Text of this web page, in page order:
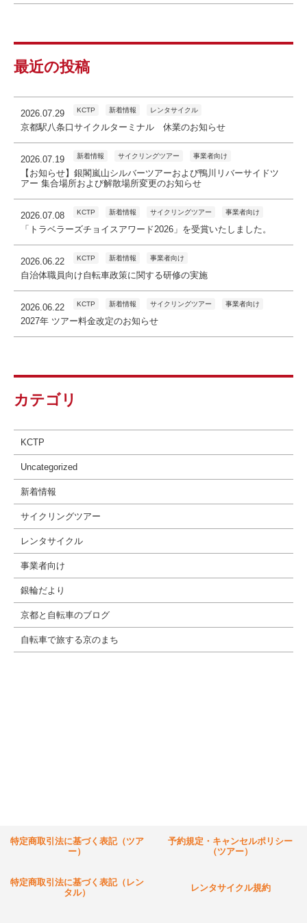
最近の投稿
2026.07.29 KCTP 新着情報 レンタサイクル
京都駅八条口サイクルターミナル 休業のお知らせ
2026.07.19 新着情報 サイクリングツアー 事業者向け
【お知らせ】銀閣嵐山シルバーツアーおよび鴨川リバーサイドツ
アー 集合場所および解散場所変更のお知らせ
2026.07.08 KCTP 新着情報 サイクリングツアー 事業者向け
「トラベラーズチョイスアワード2026」を受賞いたしました。
2026.06.22 KCTP 新着情報 事業者向け
自治体職員向け自転車政策に関する研修の実施
2026.06.22 KCTP 新着情報 サイクリングツアー 事業者向け
2027年 ツアー料金改定のお知らせ
カテゴリ
KCTP
Uncategorized
新着情報
サイクリングツアー
レンタサイクル
事業者向け
銀輪だより
京都と自転車のブログ
自転車で旅する京のまち
特定商取引法に基づく表記（ツア
ー）
予約規定・キャンセルポリシー
（ツアー）
特定商取引法に基づく表記（レン
タル）
レンタサイクル規約